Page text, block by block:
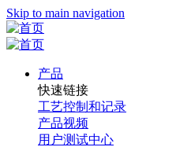
Skip to main navigation
产品
快速链接
工艺控制和记录
产品视频
用户测试中心